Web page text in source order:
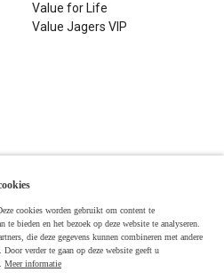
Value for Life
Value Jagers VIP
cookies worden gebruikt om content te
bieden en het bezoek op deze website te analyseren.
die deze gegevens kunnen combineren met andere
Door verder te gaan op deze website geeft u
Meer informatie